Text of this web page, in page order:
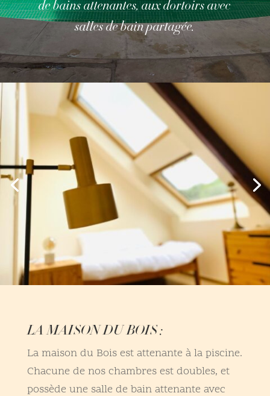
de bains attenantes, aux dortoirs avec
salles de bain partagée.
LA MAISON DU BOIS :
La maison du Bois est attenante à la piscine.
Chacune de nos chambres est doubles, et
possède une salle de bain attenante avec